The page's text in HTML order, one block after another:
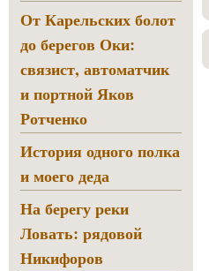
От Карельских болот
до берегов Оки:
связист, автоматчик
и портной Яков
Ротченко
История одного полка
и моего деда
На берегу реки
Ловать: рядовой
Никифоров